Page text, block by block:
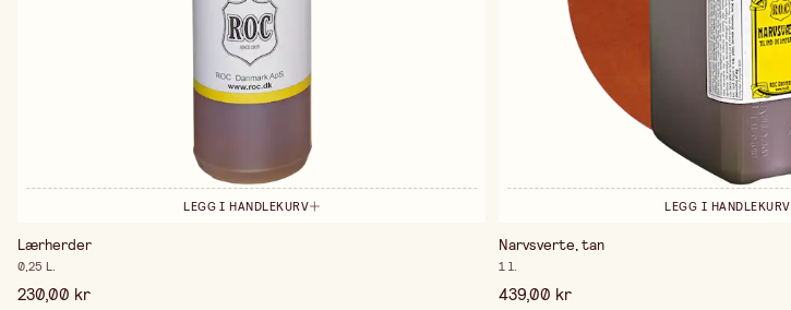
LEGG I HANDLEKURV
Lærherder
0,25 L.
230,00 kr
LEGG I HANDLEKURV
Narvsverte, tan
1 l.
439,00 kr